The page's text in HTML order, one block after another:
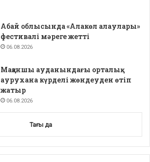
Абай облысында «Алакөл алаулары»
фестивалі мәреге жетті
06.08.2026
Мақаншы ауданындағы орталық
аурухана күрделі жөндеуден өтіп
жатыр
06.08.2026
Тағы да